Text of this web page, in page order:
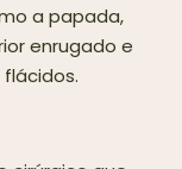
a papada,
enrugado e